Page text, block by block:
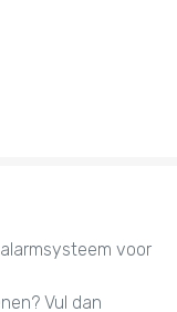
voor
Vul dan